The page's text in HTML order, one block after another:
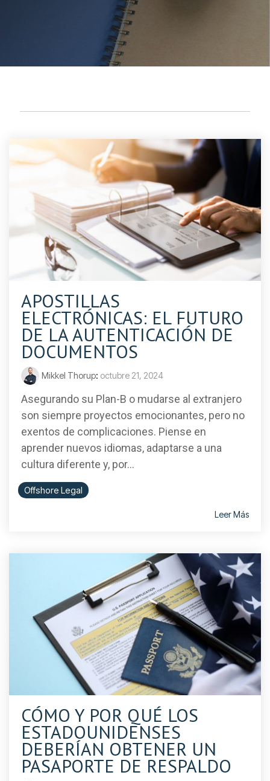
APOSTILLAS
ELECTRÓNICAS: EL FUTURO
DE LA AUTENTICACIÓN DE
DOCUMENTOS
Mikkel Thorup: octubre 21, 2024
Asegurando su Plan-B o mudarse al extranjero
son siempre proyectos emocionantes, pero no
exentos de complicaciones. Piense en
aprender nuevos idiomas, adaptarse a una
cultura diferente y, por...
Offshore Legal
Leer Más
CÓMO Y POR QUÉ LOS
ESTADOUNIDENSES
DEBERÍAN OBTENER UN
PASAPORTE DE RESPALDO